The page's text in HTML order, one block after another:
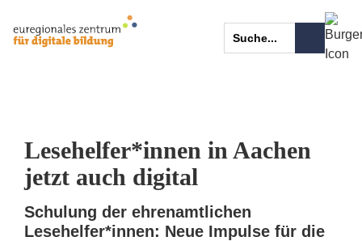
Lesehelfer*innen in Aachen
jetzt auch digital
Schulung der ehrenamtlichen
Lesehelfer*innen: Neue Impulse für die